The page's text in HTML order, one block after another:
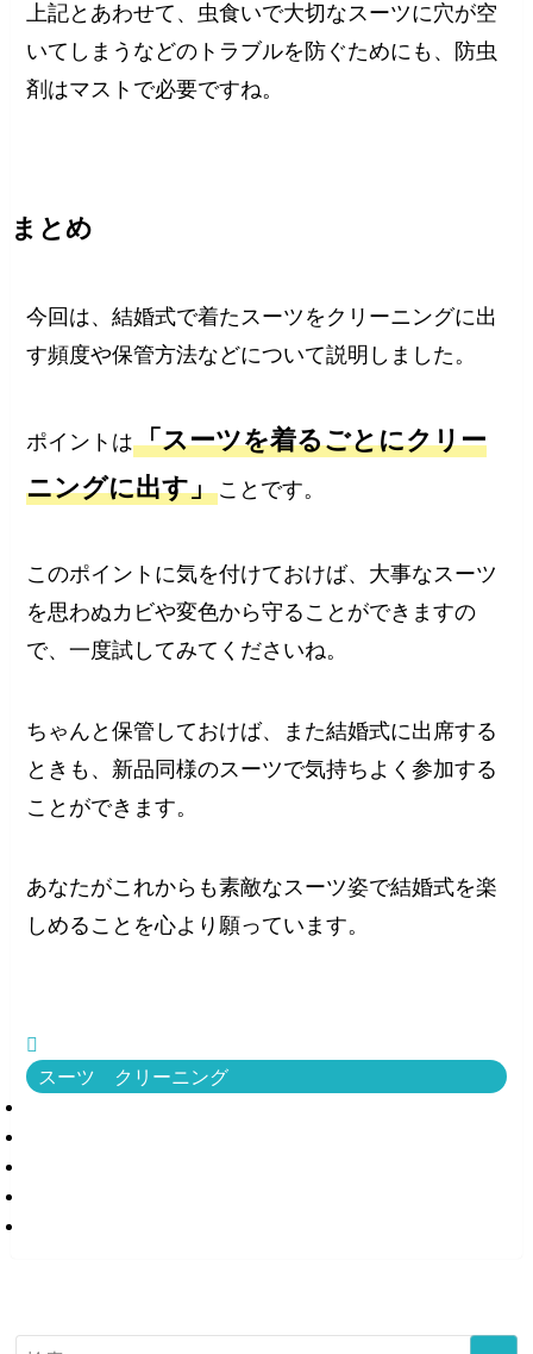
上記とあわせて、虫食いで大切なスーツに穴が空
いてしまうなどのトラブルを防ぐためにも、防虫
剤はマストで必要ですね。
まとめ
今回は、結婚式で着たスーツをクリーニングに出
す頻度や保管方法などについて説明しました。
ポイントは「スーツを着るごとにクリー
ニングに出す」ことです。
このポイントに気を付けておけば、大事なスーツ
を思わぬカビや変色から守ることができますの
で、一度試してみてくださいね。
ちゃんと保管しておけば、また結婚式に出席する
ときも、新品同様のスーツで気持ちよく参加する
ことができます。
あなたがこれからも素敵なスーツ姿で結婚式を楽
しめることを心より願っています。
スーツ クリーニング